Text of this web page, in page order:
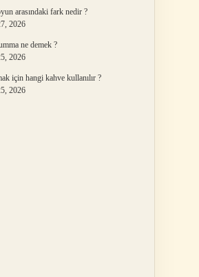
arasındaki fark nedir ?
2026
ne demek ?
2026
için hangi kahve kullanılır ?
2026